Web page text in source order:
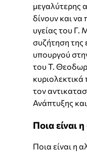
μεγαλύτερης
δίνουν και να
υγείας του Γ.
συζήτηση της
υπουργού
του Τ.
τον
Ανάπτυξης
Ποια είναι
Ποια είναι η